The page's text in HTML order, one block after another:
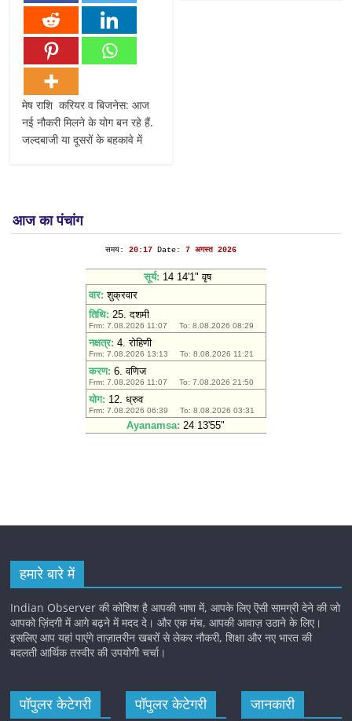
मेष राशि करियर व बिजनेस: आज
नई नौकरी मिलने के योग बन रहे हैं.
जल्दबाजी या दूसरों के बहकावे में
आज का पंचांग
हमारे बारे में
Indian Observer की कोशिश है आपकी भाषा में, आपके लिए ऎसी सामग्री देने की जो
आपको ज़िंदगी में आगे बढ़ने में मदद दे। और एक मंच, आपकी आवाज़ उठाने के लिए।
इसलिए आप यहां पाएंगे ताज़ातरीन खबरों से लेकर नौकरी, शिक्षा और नए भारत की
बदलती आर्थिक तस्वीर की उपयोगी चर्चा।
पॉपुलर केटेगरी पॉपुलर केटेगरी जानकारी